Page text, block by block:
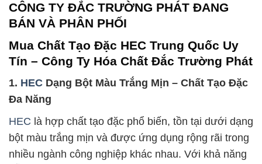
CÔNG TY ĐẮC TRƯỜNG PHÁT ĐANG
BÁN VÀ PHÂN PHỐI
Mua Chất Tạo Đặc HEC Trung Quốc Uy
Tín – Công Ty Hóa Chất Đắc Trường Phát
1. HEC Dạng Bột Màu Trắng Mịn – Chất Tạo Đặc
Đa Năng
HEC là hợp chất tạo đặc phổ biến, tồn tại dưới dạng
bột màu trắng mịn và được ứng dụng rộng rãi trong
nhiều ngành công nghiệp khác nhau. Với khả năng